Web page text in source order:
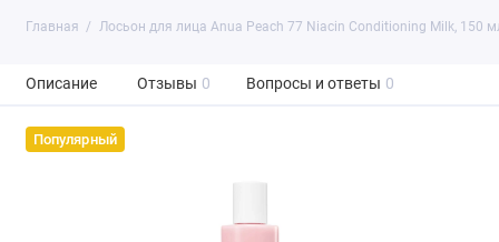
Главная Лосьон для лица Anua Peach 77 Niacin Conditioning Milk, 150
Описание Отзывы 0 Вопросы и ответы 0
Популярный